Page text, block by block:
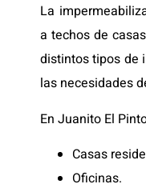
La
a techos de
distintos tipos de
las necesidades
En Juanito El
Casas
Oficinas.